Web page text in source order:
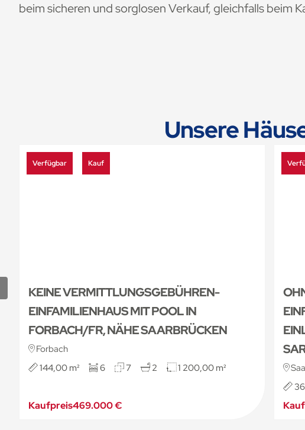
beim sicheren und sorglosen Verkauf, gleichfalls beim
Unsere
Verfügbar Kauf
KEINE VERMITTLUNGSGEBÜHREN-
EINFAMILIENHAUS MIT POOL IN
FORBACH/FR, NÄHE SAARBRÜCKEN
Forbach
144,00 m²
6 7 2 1 200,00 m²
Kaufpreis469.000 €